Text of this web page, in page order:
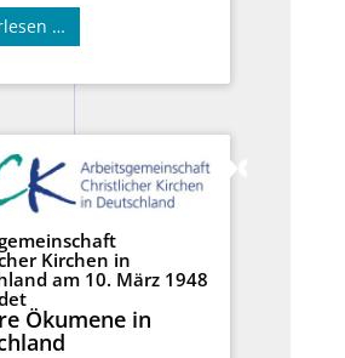
…
Kirchen in
am 10. März 1948
Ökumene in